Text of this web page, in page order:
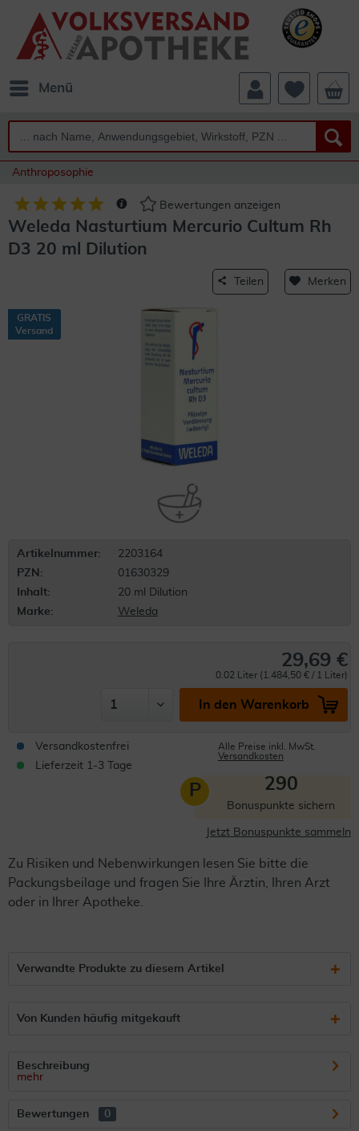
Menü
Anthroposophie
Bewertungen anzeigen
Weleda Nasturtium Mercurio Cultum Rh
D3 20 ml Dilution
Teilen Merken
GRATIS
Versand
Artikelnummer:
2203164
PZN:
01630329
Inhalt:
20 ml Dilution
Marke:
Weleda
29,69 €
0.02 Liter (1.484,50 € / 1 Liter)
In den Warenkorb
Versandkostenfrei
Lieferzeit 1-3 Tage
Alle Preise inkl. MwSt.
Versandkosten
P 290
Bonuspunkte sichern
Jetzt Bonuspunkte sammeln
Zu Risiken und Nebenwirkungen lesen Sie bitte die
Packungsbeilage und fragen Sie Ihre Ärztin, Ihren Arzt
oder in Ihrer Apotheke.
Verwandte Produkte zu diesem Artikel
Von Kunden häufig mitgekauft
Beschreibung
mehr
Bewertungen 0